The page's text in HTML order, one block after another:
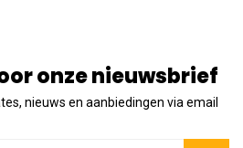
onze nieuwsbrief
nieuws en aanbiedingen via email